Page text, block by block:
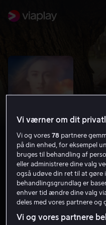
The Lovely
6.6 Drama 2009
Vi værner om dit
Vi og vores78 partnere
på din enhed, for eksempel
bruges til behandling af
eller administrere dine valg
også udøve din ret til at gøre
behandlingsgrundlag er
enhver tid ændre dine valg
deles med vores partnere
Vi og vores partnere